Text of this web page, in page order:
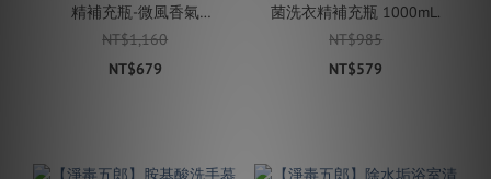
精補充瓶-微風香氣
1000mL.
NT$1,160
NT$679
菌洗衣精補充瓶 1000mL.
NT$985
NT$579